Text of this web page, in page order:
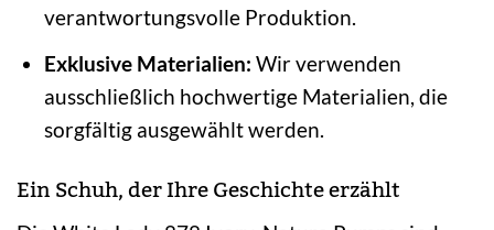
verantwortungsvolle Produktion.
Exklusive Materialien: Wir verwenden
ausschließlich hochwertige Materialien, die
sorgfältig ausgewählt werden.
Ein Schuh, der Ihre Geschichte erzählt